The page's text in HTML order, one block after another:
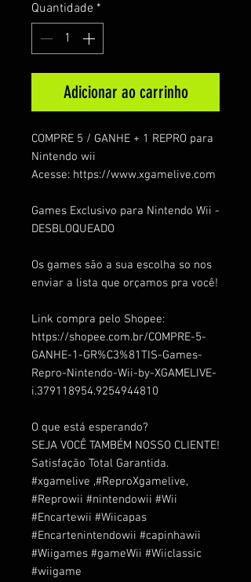
Quantidade *
Adicionar ao carrinho
COMPRE 5 / GANHE + 1 REPRO para
Nintendo wii
Acesse: https://www.xgamelive.com
Games Exclusivo para Nintendo Wii -
DESBLOQUEADO
Os games são a sua escolha so nos
enviar a lista que orçamos pra você!
Link compra pelo Shopee:
https://shopee.com.br/COMPRE-5-
GANHE-1-GR%C3%81TIS-Games-
Repro-Nintendo-Wii-by-XGAMELIVE-
i.379118954.9254944810
O que está esperando?
SEJA VOCÊ TAMBÉM NOSSO CLIENTE!
Satisfação Total Garantida.
#xgamelive ,#ReproXgamelive,
#Reprowii #nintendowii #Wii
#Encartewii #Wiicapas
#Encartenintendowii #capinhawii
#Wiigames #gameWii #Wiiclassic
#wiigame